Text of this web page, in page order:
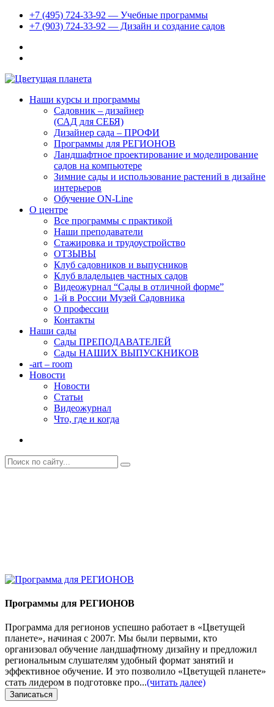
+7 (495) 724-33-92 — Учебные программы
+7 (903) 724-33-92 — Дизайн и создание садов
Наши курсы и программы
Садовник – дизайнер
(САД для СЕБЯ)
Дизайнер сада – ПРОФИ
Программы для РЕГИОНОВ
Ландшафтное проектирование и моделирование
садов на компьютере
Зимние сады и использование растений в дизайне
интерьеров
Обучение ON-Line
О центре
Все программы с практикой
Наши преподаватели
Стажировка и трудоустройство
ОТЗЫВЫ
Клуб садовников и выпусников
Клуб владельцев частных садов
Видеожурнал “Сады в отличной форме”
1-й в России Музей Садовника
О профессии
Контакты
Наши сады
Сады ПРЕПОДАВАТЕЛЕЙ
Сады НАШИХ ВЫПУСКНИКОВ
-art – room
Новости
Новости
Статьи
Видеожурнал
Что, где и когда
Программы для РЕГИОНОВ
Программа для регионов успешно работает в «Цветущей
планете», начиная с 2007г. Мы были первыми, кто
организовал обучение ландшафтному дизайну и предложил
региональным слушателям удобный формат занятий и
эффективное обучение. И это позволило «Цветущей планете»
стать лидером в подготовке про...(читать далее)
Записаться